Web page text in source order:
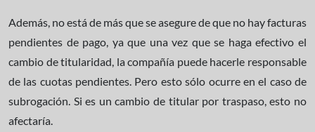
Además, no está de más que se asegure de que no hay facturas
pendientes de pago, ya que una vez que se haga efectivo el
cambio de titularidad, la compañía puede hacerle responsable
de las cuotas pendientes. Pero esto sólo ocurre en el caso de
subrogación. Si es un cambio de titular por traspaso, esto no
afectaría.